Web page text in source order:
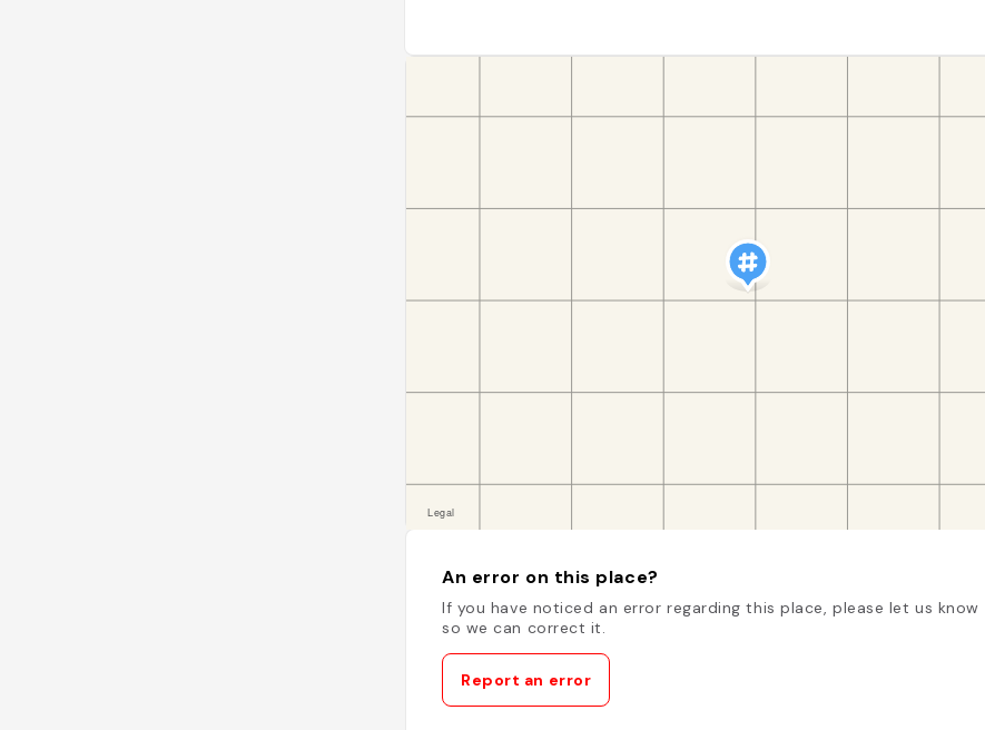
An error on this place?
If you have noticed an error regarding this place, please let us know
so we can correct it.
Report an error